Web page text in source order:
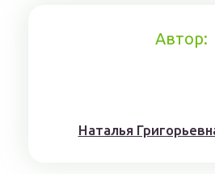
Автор:
Наталья